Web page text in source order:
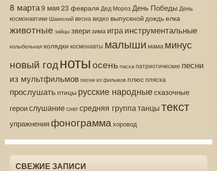
8 марта9 мая 23 февраля Дед Мороз День Победы День
космонавтики Шаинскийвесна видео выпускной дождь елка
животные зайцы зверизима играинструментальные
колыбельная колядки космонавты малыши мама минус
новый годнотыосень пасха патриотические песни
из мультфильмов песни из фильмов плюс пляска
прослушать птицы русские народныесказочные
героислушаниеснегсредняя группатанцытекст
упражнения фонограммахоровод
СВЕЖИЕ ЗАПИСИ